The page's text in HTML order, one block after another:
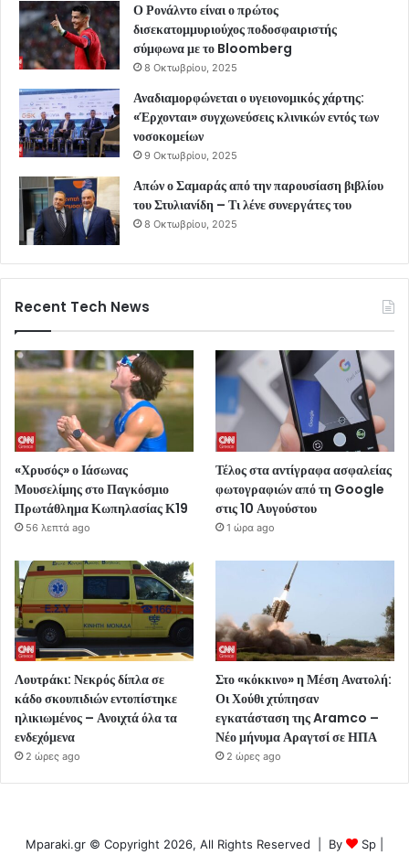
Ο Ρονάλντο είναι ο πρώτος
δισεκατομμυριούχος ποδοσφαιριστής
σύμφωνα με το Bloomberg
8 Οκτωβρίου, 2025
Αναδιαμορφώνεται ο υγειονομικός χάρτης:
«Έρχονται» συγχωνεύσεις κλινικών εντός των
νοσοκομείων
9 Οκτωβρίου, 2025
Απών ο Σαμαράς από την παρουσίαση βιβλίου
του Στυλιανίδη – Τι λένε συνεργάτες του
8 Οκτωβρίου, 2025
Recent Tech News
«Χρυσός» ο Ιάσωνας
Μουσελίμης στο Παγκόσμιο
Πρωτάθλημα Κωπηλασίας Κ19
56 λεπτά ago
Τέλος στα αντίγραφα ασφαλείας
φωτογραφιών από τη Google
στις 10 Αυγούστου
1 ώρα ago
Λουτράκι: Νεκρός δίπλα σε
κάδο σκουπιδιών εντοπίστηκε
ηλικιωμένος – Ανοιχτά όλα τα
ενδεχόμενα
2 ώρες ago
Στο «κόκκινο» η Μέση Ανατολή:
Οι Χούθι χτύπησαν
εγκατάσταση της Aramco –
Νέο μήνυμα Αραγτσί σε ΗΠΑ
2 ώρες ago
Mparaki.gr © Copyright 2026, All Rights Reserved | By Sp